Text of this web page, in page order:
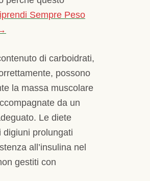
Sempre Peso
di carboidrati,
possono
la massa muscolare
da un
Le diete
digiuni prolungati
all’insulina nel
gestiti con